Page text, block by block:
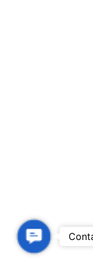
Contact
Us